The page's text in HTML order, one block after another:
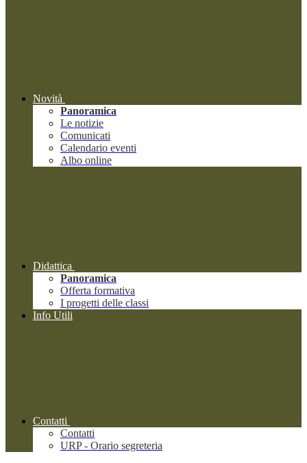
Novità
Panoramica
Le notizie
Comunicati
Calendario eventi
Albo online
Didattica
Panoramica
Offerta formativa
I progetti delle classi
Info Utili
Contatti
Contatti
URP - Orario segreteria